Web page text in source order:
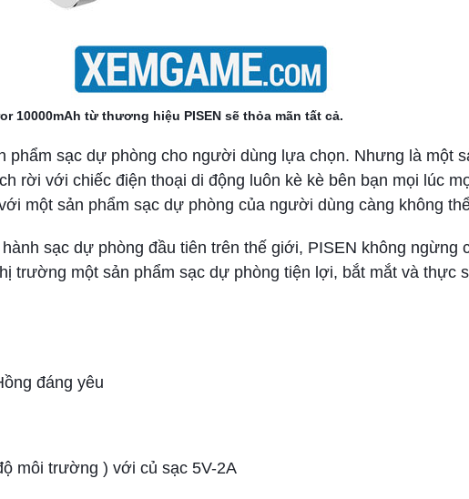
10000mAh từ thương hiệu PISEN sẽ thỏa mãn tất cả.
phẩm sạc dự phòng cho người dùng lựa chọn. Nhưng là một
rời với chiếc điện thoại di động luôn kè kè bên bạn mọi lúc
một sản phẩm sạc dự phòng của người dùng càng không
sạc dự phòng đầu tiên trên thế giới, PISEN không ngừng
trường một sản phẩm sạc dự phòng tiện lợi, bắt mắt và thực
đáng yêu
môi trường ) với củ sạc 5V-2A